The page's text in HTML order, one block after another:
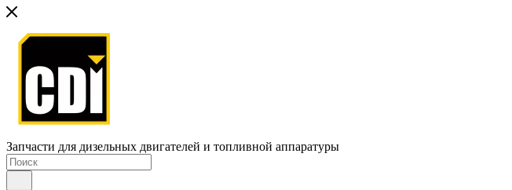
Запчасти для дизельных двигателей и топливной аппаратуры